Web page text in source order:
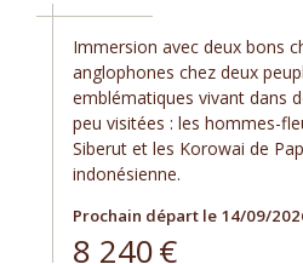
Immersion avec deux bons
anglophones chez deux
emblématiques vivant dans
peu visitées : les hommes-
Siberut et les Korowai de
indonésienne.
Prochain départ le 14/09/
8 240€